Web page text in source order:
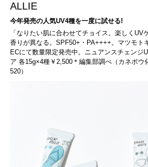
ALLIE
今年発売の人気UV4種を一度に試せる!
「なりたい肌に合わせてチョイス。楽しくUV
香りが異なる。SPF50+・PA++++。マツモト
ECにて数量限定発売中。ニュアンスチェンジ
ア 各15g×4種￥2,500＊編集部調べ（カネボウ
520）